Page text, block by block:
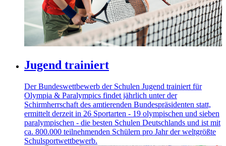
Jugend trainiert
Der Bundeswettbewerb der Schulen Jugend trainiert für
Olympia & Paralympics findet jährlich unter der
Schirmherrschaft des amtierenden Bundespräsidenten statt,
ermittelt derzeit in 26 Sportarten - 19 olympischen und sieben
paralympischen - die besten Schulen Deutschlands und ist mit
ca. 800.000 teilnehmenden Schülern pro Jahr der weltgrößte
Schulsportwettbewerb.